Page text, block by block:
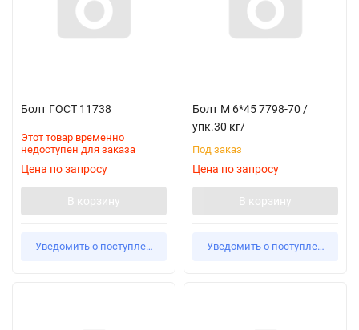
Болт ГОСТ 11738
Этот товар временно
недоступен для заказа
Цена по запросу
В корзину
Уведомить о поступлении
Болт М 6*45 7798-70 /
упк.30 кг/
Под заказ
Цена по запросу
В корзину
Уведомить о поступлении